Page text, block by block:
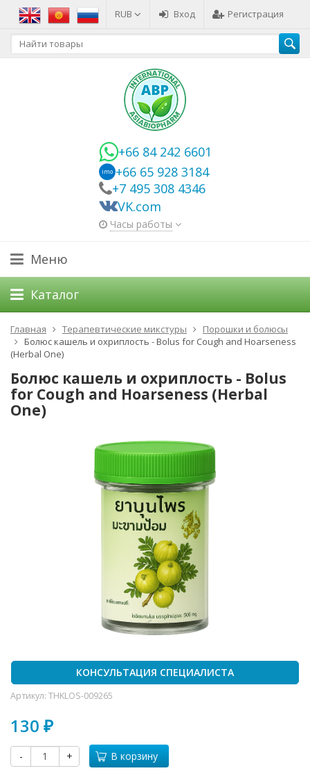
RUB Вход Регистрация
+66 84 242 6601
imo +66 65 928 3184
+7 495 308 4346
VK.com
Часы работы
Меню
Каталог
Главная Терапевтические микстуры
Порошки и болюсы
Болюс кашель и охриплость - Bolus for Cough and Hoarseness
(Herbal One)
Болюс кашель и охриплость - Bolus
for Cough and Hoarseness (Herbal
One)
КОНСУЛЬТАЦИЯ СПЕЦИАЛИСТА
Артикул: THKLOS-009265
130 ₽
- + В корзину